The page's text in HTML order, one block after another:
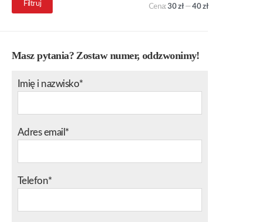
min.
maks.
Filtruj Cena:30 zł—40 zł
Masz pytania? Zostaw numer, oddzwonimy!
Imię i nazwisko*
Adres email*
Telefon*